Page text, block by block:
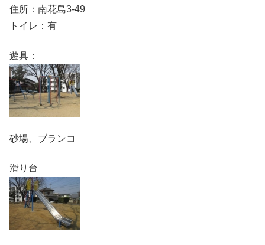
住所：南花島3-49
トイレ：有
遊具：
砂場、ブランコ
滑り台